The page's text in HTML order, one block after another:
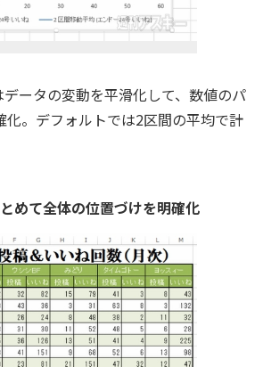
ータの変動を平滑化して、数値のパ
化。デフォルトでは2区間の平均で計
て全体の位置づけを明確化